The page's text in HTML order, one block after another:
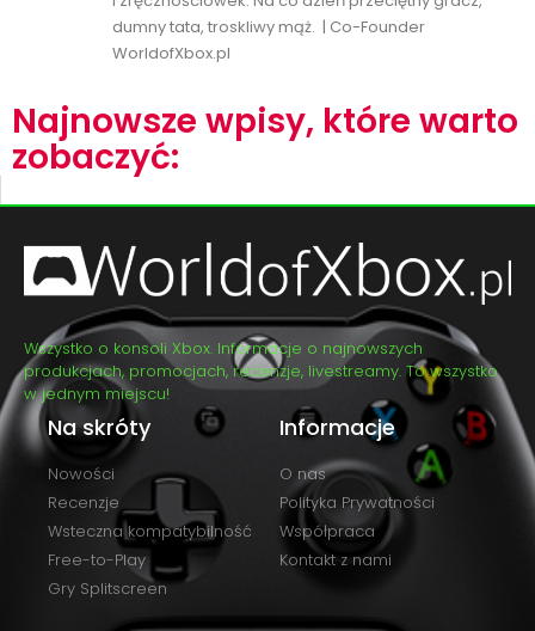
dumny tata, troskliwy mąż. | Co-Founder
WorldofXbox.pl
Najnowsze wpisy, które warto
zobaczyć:
Wszystko o konsoli Xbox. Informacje o najnowszych
produkcjach, promocjach, recenzje, livestreamy. To wszystko
w jednym miejscu!
Na skróty
Nowości
Recenzje
Wsteczna kompatybilność
Free-to-Play
Gry Splitscreen
Informacje
O nas
Polityka Prywatności
Współpraca
Kontakt z nami